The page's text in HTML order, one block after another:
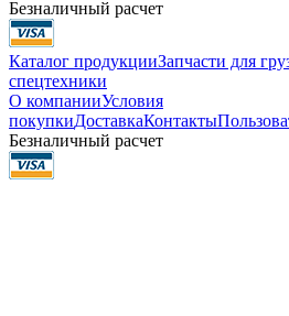
Безналичный расчет
Каталог продукцииЗапчасти для
спецтехники
О компанииУсловия
покупкиДоставкаКонтакты
Безналичный расчет